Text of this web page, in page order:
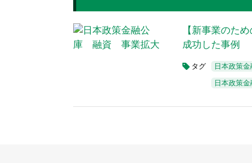
【新事業のた
成功した事例
タグ 日本政策
日本政策